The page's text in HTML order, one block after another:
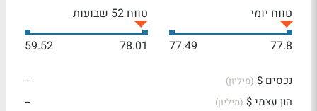
טווח יומי
77.8
77.49
טווח 52 שבועות
78.01
59.52
נכסים $ (מיליון)
--
הון עצמי $ (מיליון)
--